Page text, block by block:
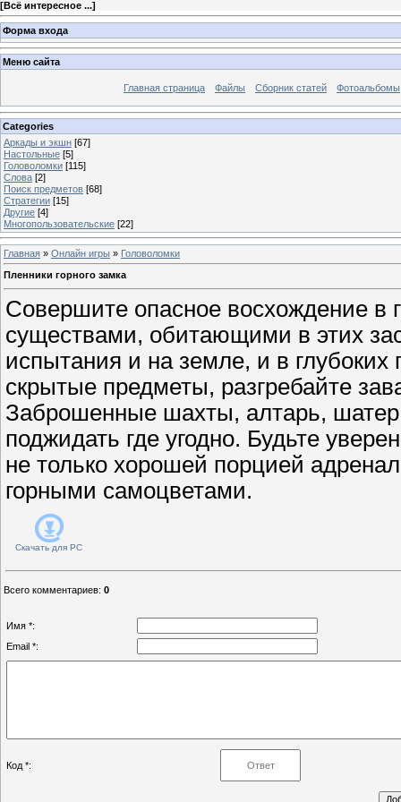
[Всё интересное ...]
Форма входа
Меню сайта
Главная страница Файлы Сборник статей Фотоальбомы
Categories
Аркады и экшн [67]
Настольные [5]
Головоломки [115]
Слова [2]
Поиск предметов [68]
Стратегии [15]
Другие [4]
Многопользовательские [22]
Главная » Онлайн игры » Головоломки
Пленники горного замка
Совершите опасное восхождение в
существами, обитающими в этих
испытания и на земле, и в
скрытые предметы, разгребайте
Заброшенные шахты, алтарь,
поджидать где угодно. Будьте
не только хорошей порцией
горными самоцветами.
Скачать для PC
Всего комментариев: 0
Имя *:
Email *:
Код *: